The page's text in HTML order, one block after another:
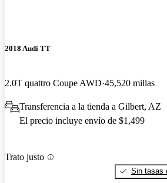
2018 Audi TT
2.0T quattro Coupe AWD 45,520 millas
Transferencia a la tienda a Gilbert, AZ
El precio incluye envío de $1,499
Trato justo
Sin tasas